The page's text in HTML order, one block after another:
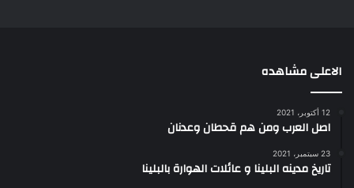
الاعلى مشاهده
12 أكتوبر، 2021
اصل العرب ومن هم قحطان وعدنان
23 سبتمبر، 2021
تاريخ مدينه البلينا و عائلات الهوارة بالبلينا